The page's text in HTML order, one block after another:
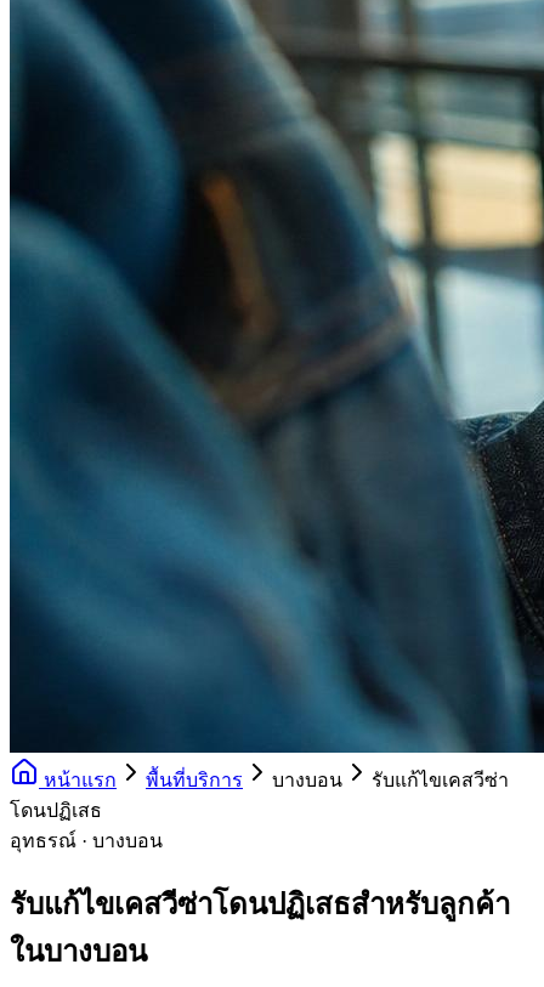
หน้าแรก พื้นที่บริการ บางบอน
รับแก้ไขเคสวีซ่า
โดนปฏิเสธ
อุทธรณ์ · บางบอน
รับแก้ไขเคสวีซ่าโดนปฏิเสธสำหรับลูกค้า
ในบางบอน